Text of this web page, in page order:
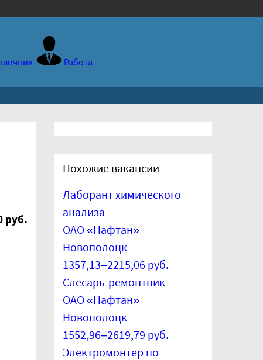
Работа
руб.
Похожие вакансии
Лаборант химического
анализа
ОАО «Нафтан»
Новополоцк
1357,13–2215,06 руб.
Слесарь-ремонтник
ОАО «Нафтан»
Новополоцк
1552,96–2619,79 руб.
Электромонтер по